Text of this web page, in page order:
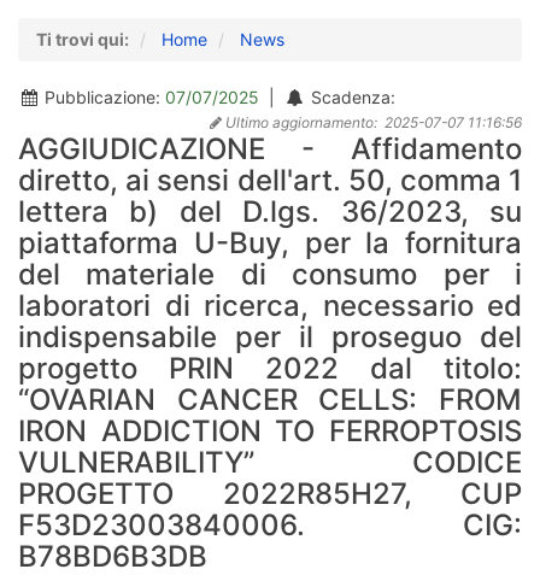
Ti trovi qui: Home News
Pubblicazione: 07/07/2025 Scadenza:
Ultimo aggiornamento: 2025-07-07 11:16:56
AGGIUDICAZIONE - Affidamento
diretto, ai sensi dell'art. 50, comma 1
lettera b) del D.lgs. 36/2023, su
piattaforma U-Buy, per la fornitura
del materiale di consumo per i
laboratori di ricerca, necessario ed
indispensabile per il proseguo del
progetto PRIN 2022 dal titolo:
“OVARIAN CANCER CELLS: FROM
IRON ADDICTION TO FERROPTOSIS
VULNERABILITY” CODICE
PROGETTO 2022R85H27, CUP
F53D23003840006. CIG:
B78BD6B3DB